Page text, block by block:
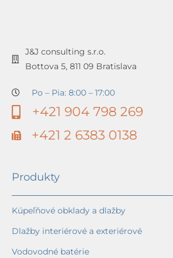
J&J consulting s.r.o.
Bottova 5, 811 09 Bratislava
Po – Pia: 8:00 – 17:00
+421 904 798 269
+421 2 6383 0138
Produkty
Kúpeľňové obklady a dlažby
Dlažby interiérové a exteriérové
Vodovodné batérie